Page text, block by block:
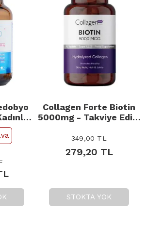
Gıda
Collagen Forte Biotin
5000mg - Takviye Edici
349,00TL
279,20 TL
STOKTA YOK